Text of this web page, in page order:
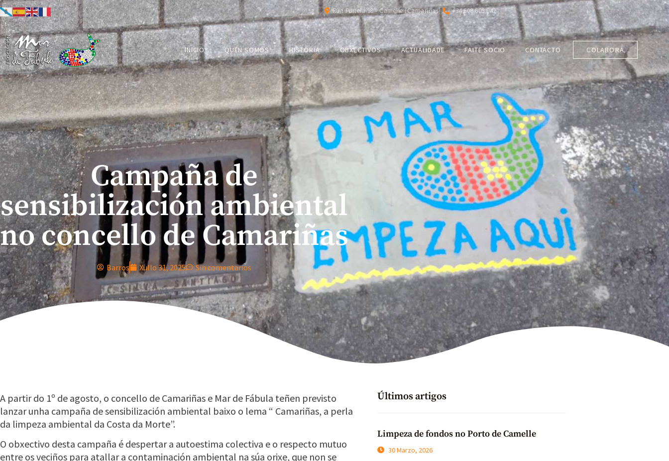
Rúa Portela 18 - Camelle (Camariñas) +34 608 609 042
INICIO QUEN SOMOS HISTORIA OBXECTIVOS ACTUALIDADE FAITE SOCIO CONTACTO COLABORA
Campaña de
sensibilización ambiental
no concello de Camariñas
Barros Xullo 31, 2025 Sin comentarios
A partir do 1º de agosto, o concello de Camariñas e Mar de Fábula teñen previsto
lanzar unha campaña de sensibilización ambiental baixo o lema “ Camariñas, a perla
da limpeza ambiental da Costa da Morte”.
O obxectivo desta campaña é despertar a autoestima colectiva e o respecto mutuo
entre os veciños para atallar a contaminación ambiental na súa orixe, que non se
Últimos artigos
Limpeza de fondos no Porto de Camelle
30 Marzo, 2026